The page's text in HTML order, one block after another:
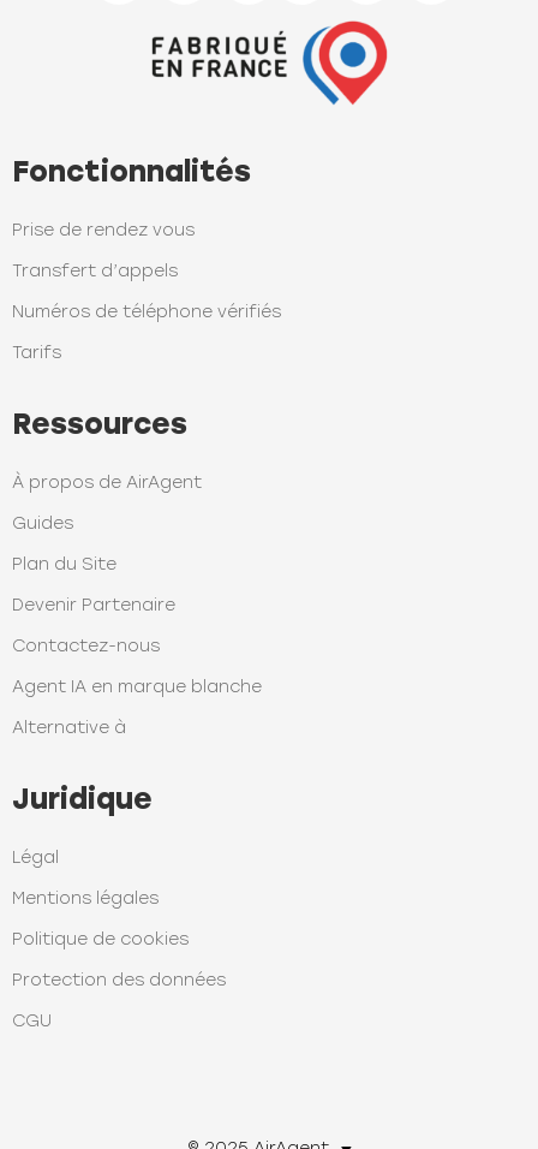
Fonctionnalités
Prise de rendez vous
Transfert d’appels
Numéros de téléphone vérifiés
Tarifs
Ressources
À propos de AirAgent
Guides
Plan du Site
Devenir Partenaire
Contactez-nous
Agent IA en marque blanche
Alternative à
Juridique
Légal
Mentions légales
Politique de cookies
Protection des données
CGU